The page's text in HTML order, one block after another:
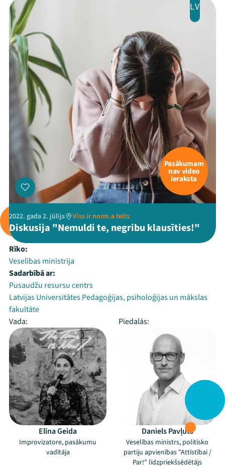
LV
Pasākumam
nav video
ieraksta
2022. gada 2. jūlijs Viss ir norm.a telts
Diskusija "Nemuldi te, negribu klausīties!"
Rīko:
Veselības ministrija
Sadarbībā ar:
Pusaudžu resursu centrs
Latvijas Universitātes Pedagoģijas, psiholoģijas un mākslas
fakultāte
Vada:
Piedalās:
Elīna Geida
Improvizatore, pasākumu
vadītāja
Daniels Pavļuts
Veselības ministrs, politisko
partiju apvienības "Attīstībai /
Par!" līdzpriekšsēdētājs